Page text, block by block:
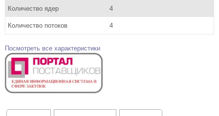
Количество ядер 4
Количество потоков 4
Посмотреть все характеристики